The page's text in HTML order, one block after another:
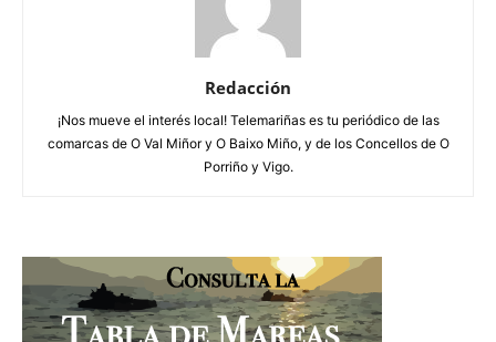
Redacción
¡Nos mueve el interés local! Telemariñas es tu periódico de las
comarcas de O Val Miñor y O Baixo Miño, y de los Concellos de O
Porriño y Vigo.